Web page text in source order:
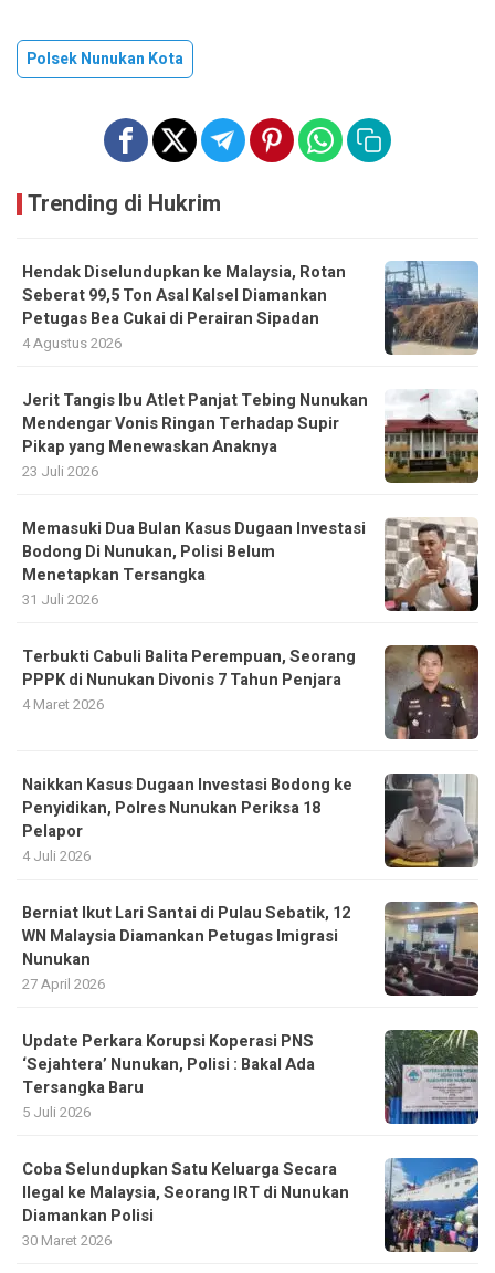
Polsek Nunukan Kota
Trending di Hukrim
Hendak Diselundupkan ke Malaysia, Rotan
Seberat 99,5 Ton Asal Kalsel Diamankan
Petugas Bea Cukai di Perairan Sipadan
4 Agustus 2026
Jerit Tangis Ibu Atlet Panjat Tebing Nunukan
Mendengar Vonis Ringan Terhadap Supir
Pikap yang Menewaskan Anaknya
23 Juli 2026
Memasuki Dua Bulan Kasus Dugaan Investasi
Bodong Di Nunukan, Polisi Belum
Menetapkan Tersangka
31 Juli 2026
Terbukti Cabuli Balita Perempuan, Seorang
PPPK di Nunukan Divonis 7 Tahun Penjara
4 Maret 2026
Naikkan Kasus Dugaan Investasi Bodong ke
Penyidikan, Polres Nunukan Periksa 18
Pelapor
4 Juli 2026
Berniat Ikut Lari Santai di Pulau Sebatik, 12
WN Malaysia Diamankan Petugas Imigrasi
Nunukan
27 April 2026
Update Perkara Korupsi Koperasi PNS
‘Sejahtera’ Nunukan, Polisi : Bakal Ada
Tersangka Baru
5 Juli 2026
Coba Selundupkan Satu Keluarga Secara
Ilegal ke Malaysia, Seorang IRT di Nunukan
Diamankan Polisi
30 Maret 2026